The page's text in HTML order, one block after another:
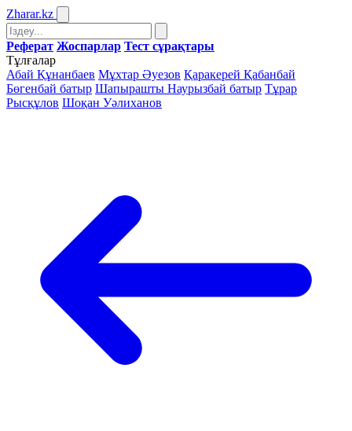
Zharar.kz
Реферат Жоспарлар Тест сұрақтары
Тұлғалар
Абай Құнанбаев Мұхтар Әуезов Қаракерей Қабанбай
Бөгенбай батыр Шапырашты Наурызбай батыр Тұрар
Рысқұлов Шоқан Уәлиханов